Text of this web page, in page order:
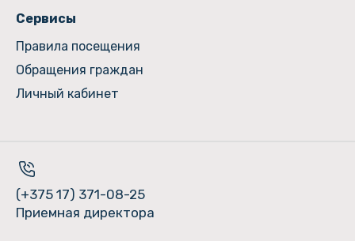
Сервисы
Правила посещения
Обращения граждан
Личный кабинет
(+375 17) 371-08-25
Приемная директора